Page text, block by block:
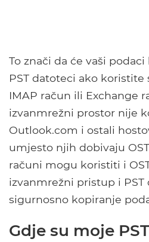
To znači da će vaši
PST datoteci ako koristite
IMAP račun ili Exchange
izvanmrežni prostor nije
Outlook.com i ostali
umjesto njih dobivaju
računi mogu koristiti i
izvanmrežni pristup i PST
sigurnosno kopiranje
Gdje su moje